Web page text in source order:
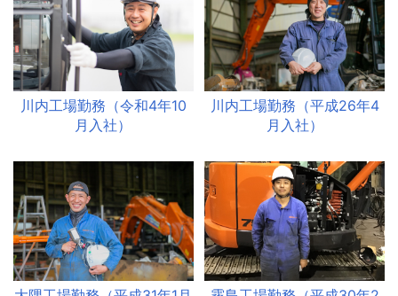
川内工場勤務（令和4年10
月入社）
川内工場勤務（平成26年4
月入社）